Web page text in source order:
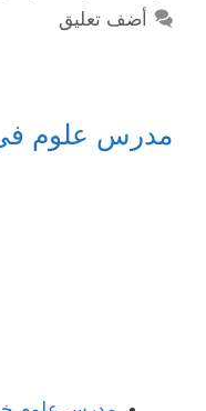
أضف تعليق
مدرس علوم